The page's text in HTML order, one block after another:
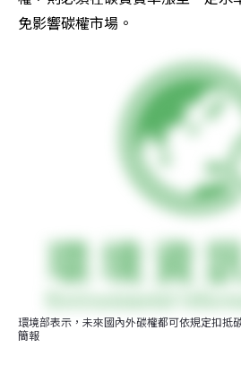
免影響碳權市場。
環境部表示，未來國內外碳權都可依規定扣抵
簡報